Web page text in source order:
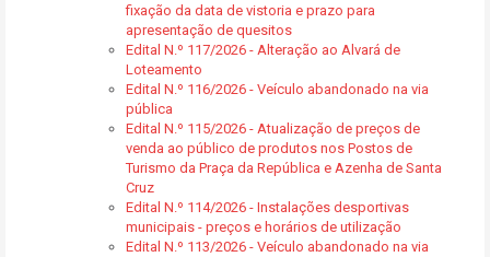
fixação da data de vistoria e prazo para
apresentação de quesitos
Edital N.º 117/2026 - Alteração ao Alvará de
Loteamento
Edital N.º 116/2026 - Veículo abandonado na via
pública
Edital N.º 115/2026 - Atualização de preços de
venda ao público de produtos nos Postos de
Turismo da Praça da República e Azenha de Santa
Cruz
Edital N.º 114/2026 - Instalações desportivas
municipais - preços e horários de utilização
Edital N.º 113/2026 - Veículo abandonado na via